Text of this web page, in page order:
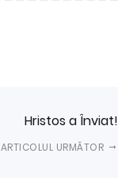
Hristos a Înviat!
ARTICOLUL URMĂTOR